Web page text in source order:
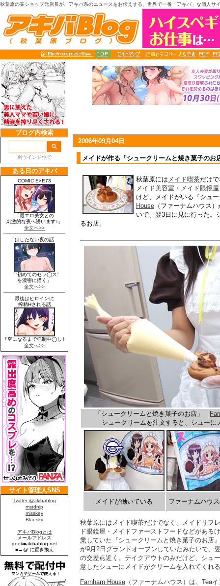
秋葉原の某ショップ元店長が、アキバ系のニュースをお伝えする、世界で一番「アキバ」な個人サ
2006年09月04日
メイドが作る「シュークリームと焼き菓子のお
秋葉原には メイド喫茶だけ
メイド美容室 ・ メイド眼鏡屋
けど、メイドがいる『シュ
House （ファーナムハウス
いで、翌3日に見に行った。
るお店。
「シュークリームと焼き菓子のお店」
シュークリームを注文すると、シュー
メイドが働いている ファーナムハウ
秋葉原にはメイド喫茶だけでなく、メイドリフ
ド眼鏡屋・メイドファーストフードなどがある
業していた『シュークリームと焼き菓子のお店』
が9月2日グランドオープンしていたみたいで、
の交差点近く。テイクアウトのみだけど、シュ
意したシューにメイドがクリームを入れてくれ
Farnham House （ファーナムハウス）は、Tea